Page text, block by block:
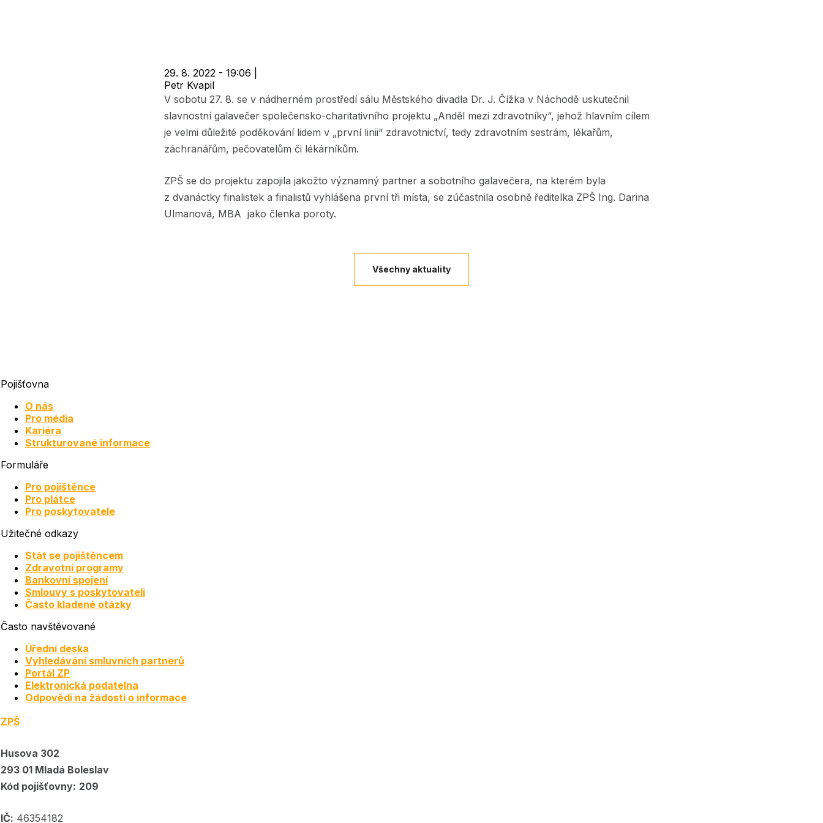
29. 8. 2022 - 19:06
Petr Kvapil
V sobotu 27. 8. se v nádherném prostředí sálu Městského divadla Dr. J. Čížka v Náchodě uskutečnil
slavnostní galavečer společensko-charitativního projektu „Anděl mezi zdravotníky“, jehož hlavním cílem
je velmi důležité poděkování lidem v „první linii“ zdravotnictví, tedy zdravotním sestrám, lékařům,
záchranářům, pečovatelům či lékárníkům.
ZPŠ se do projektu zapojila jakožto významný partner a sobotního galavečera, na kterém byla
z dvanáctky finalistek a finalistů vyhlášena první tři místa, se zúčastnila osobně ředitelka ZPŠ Ing. Darina
Ulmanová, MBA jako členka poroty.
Všechny aktuality
Pojišťovna
O nás
Pro média
Kariéra
Strukturované informace
Formuláře
Pro pojištěnce
Pro plátce
Pro poskytovatele
Užitečné odkazy
Stát se pojištěncem
Zdravotní programy
Bankovní spojení
Smlouvy s poskytovateli
Často kladené otázky
Často navštěvované
Úřední deska
Vyhledávání smluvních partnerů
Portál ZP
Elektronická podatelna
Odpovědi na žádosti o informace
ZPŠ
Husova 302
293 01 Mladá Boleslav
Kód pojišťovny: 209
IČ: 46354182